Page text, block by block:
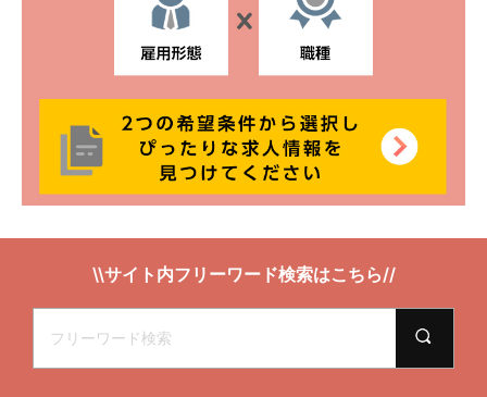
\\サイト内フリーワード検索はこちら//